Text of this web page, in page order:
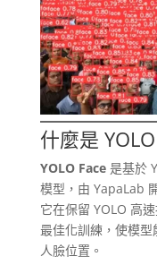
什麼是
YOLO Face是基於
模型，由 YapaLab
它在保留 YOLO 高
最佳化訓練，使模
人臉位置。